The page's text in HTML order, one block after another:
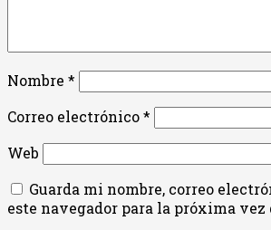
Nombre *
Correo electrónico*
Web
Guarda mi nombre, correo
este navegador para la próxima vez